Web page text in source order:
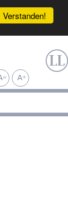
Verstanden!